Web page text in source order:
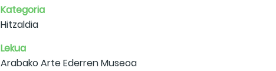
Kategoria
Hitzaldia
Lekua
Arabako Arte Ederren Museoa